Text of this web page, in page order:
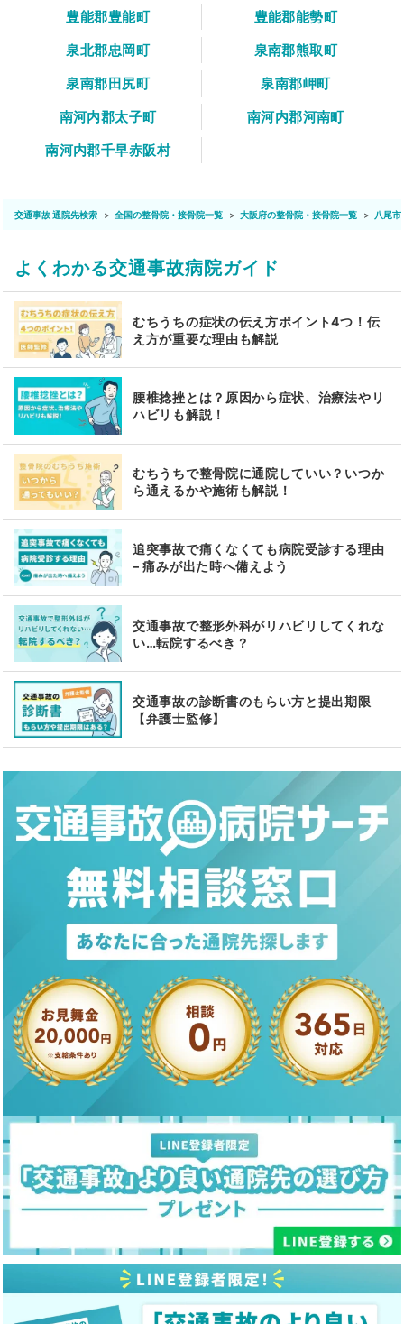
豊能郡豊能町
豊能郡能勢町
泉北郡忠岡町
泉南郡熊取町
泉南郡田尻町
泉南郡岬町
南河内郡太子町
南河内郡河南町
南河内郡千早赤阪村
交通事故 通院先検索 全国の整骨院・接骨院一覧 大阪府の整骨院・接骨院一覧 八尾
よくわかる交通事故病院ガイド
むちうちの症状の伝え方ポイント4つ！伝
え方が重要な理由も解説
腰椎捻挫とは？原因から症状、治療法やリ
ハビリも解説！
むちうちで整骨院に通院していい？いつか
ら通えるかや施術も解説！
追突事故で痛くなくても病院受診する理由
– 痛みが出た時へ備えよう
交通事故で整形外科がリハビリしてくれな
い…転院するべき？
交通事故の診断書のもらい方と提出期限
【弁護士監修】